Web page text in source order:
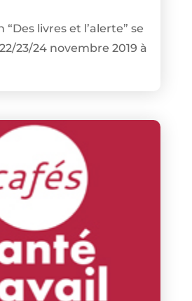
“Des livres et l’alerte” se
23/24 novembre 2019 à